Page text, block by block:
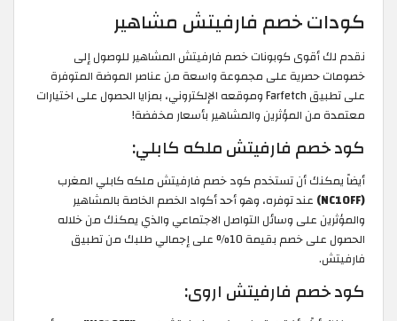
كودات خصم فارفيتش مشاهير
نقدم لك أقوى كوبونات خصم فارفيتش المشاهير للوصول إلى
خصومات حصرية على مجموعة واسعة من عناصر الموضة المتوفرة
على تطبيق Farfetch وموقعه الإلكتروني، بمزايا الحصول على اختيارات
معتمدة من المؤثرين والمشاهير بأسعار مخفضة!
كود خصم فارفيتش ملكه كابلي:
أيضاً يمكنك أن تستخدم كود خصم فارفيتش ملكه كابلي المغرب
(NC10FF)
عند توفره، وهو أحد أكواد الخصم الخاصة بالمشاهير
والمؤثرين على وسائل التواصل الاجتماعي والذي يمكنك من خلاله
الحصول على خصم بقيمة 10% على إجمالي طلبك من تطبيق
فارفيتش.
كود خصم فارفيتش اروى: